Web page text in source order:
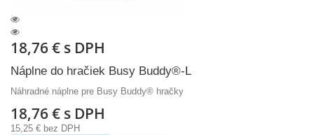
18,76 € s DPH
Náplne do hračiek Busy Buddy®-L
Náhradné náplne pre Busy Buddy® hračky
18,76 € s DPH
15,25 € bez DPH